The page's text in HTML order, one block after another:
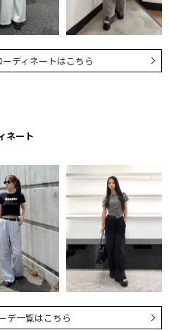
ディネートはこちら
ネート
デ一覧はこちら